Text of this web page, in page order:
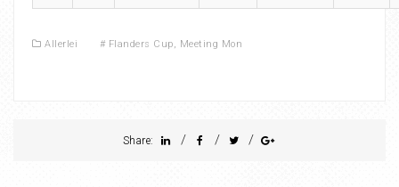
Allerlei # Flanders Cup, Meeting Mon
Share: / / /